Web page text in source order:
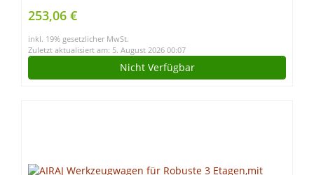
Präzision) 100140
253,06 €
inkl. 19% gesetzlicher MwSt.
Zuletzt aktualisiert am: 5. August 2026 00:07
Nicht Verfügbar